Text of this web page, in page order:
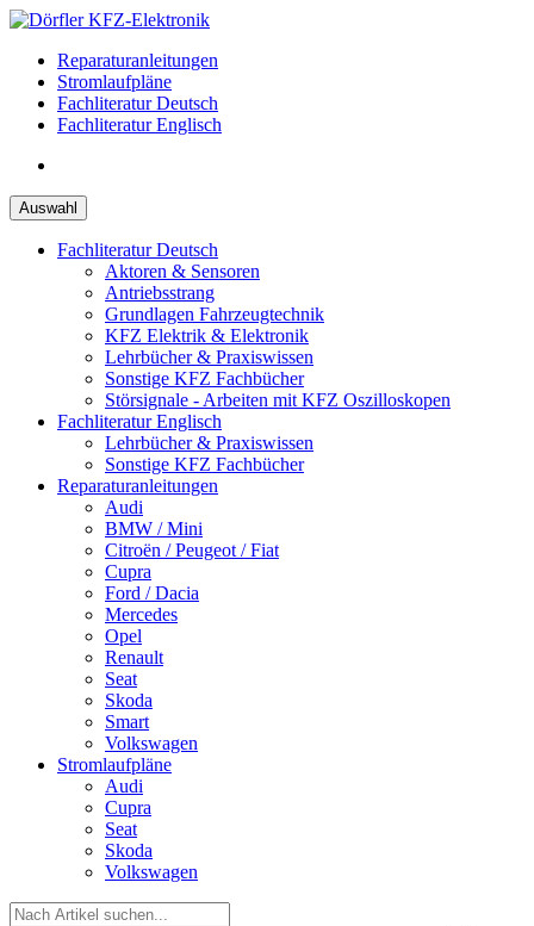
Zum
springenReparaturanleitungen
Stromlaufpläne
Fachliteratur Deutsch
Fachliteratur Englisch
Auswahl
Fachliteratur Deutsch
Aktoren & Sensoren
Antriebsstrang
Grundlagen Fahrzeugtechnik
KFZ Elektrik & Elektronik
Lehrbücher & Praxiswissen
Sonstige KFZ Fachbücher
Störsignale - Arbeiten mit KFZ Oszilloskopen
Fachliteratur Englisch
Lehrbücher & Praxiswissen
Sonstige KFZ Fachbücher
Reparaturanleitungen
Audi
BMW / Mini
Citroën / Peugeot / Fiat
Cupra
Ford / Dacia
Mercedes
Opel
Renault
Seat
Skoda
Smart
Volkswagen
Stromlaufpläne
Audi
Cupra
Seat
Skoda
Volkswagen